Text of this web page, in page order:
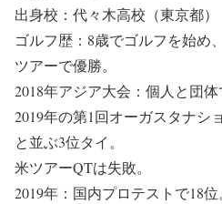
出身校：代々木高校（東京都）
ゴルフ歴：8歳でゴルフを始め
ツアーで優勝。
2018年アジア大会：個人と団体
2019年の第1回オーガスタナシ
と並ぶ3位タイ。
米ツアーQTは失敗。
2019年：国内プロテストで18位